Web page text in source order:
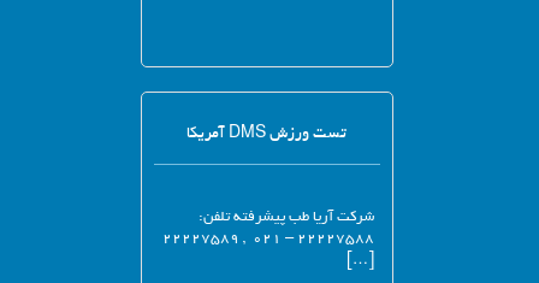
تست ورزش DMS آمریکا
شرکت آریا طب پیشرفته تلفن:
۲۲۲۲۷۵۸۸ – ۰۲۱ , ۲۲۲۲۷۵۸۹
[…]